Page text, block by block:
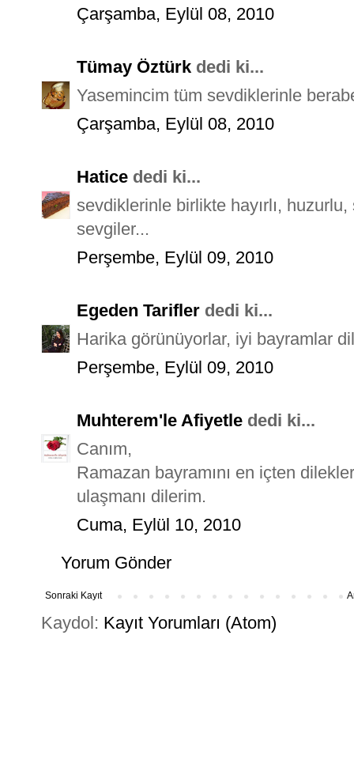
Çarşamba, Eylül 08, 2010
Tümay Öztürk dedi ki...
Yasemincim tüm sevdiklerinle
Çarşamba, Eylül 08, 2010
Hatice dedi ki...
sevdiklerinle birlikte hayırlı,
sevgiler...
Perşembe, Eylül 09, 2010
Egeden Tarifler dedi ki...
Harika görünüyorlar, iyi bayramlar
Perşembe, Eylül 09, 2010
Muhterem'le Afiyetle dedi ki...
Canım,
Ramazan bayramını en içten
ulaşmanı dilerim.
Cuma, Eylül 10, 2010
Yorum Gönder
Sonraki Kayıt
Kaydol: Kayıt Yorumları (Atom)